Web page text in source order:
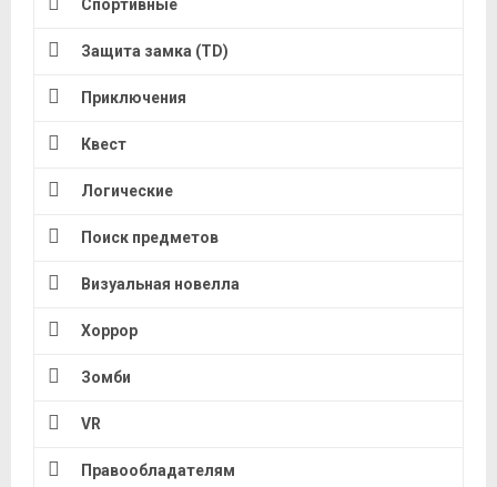
Спортивные
Защита замка (TD)
Приключения
Квест
Логические
Поиск предметов
Визуальная новелла
Хоррор
Зомби
VR
Правообладателям